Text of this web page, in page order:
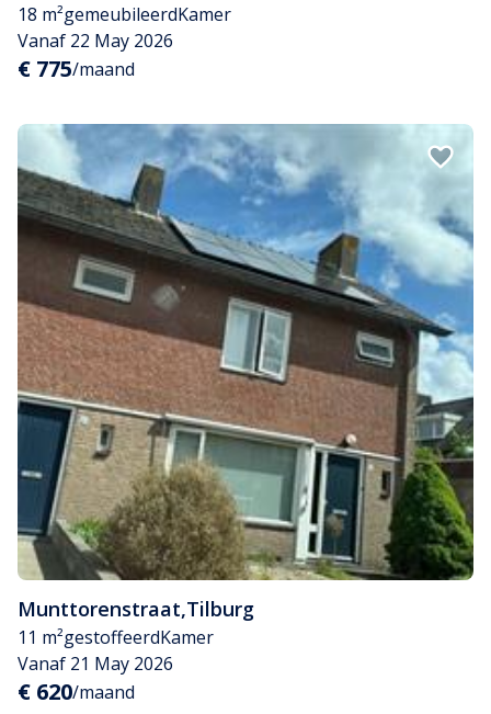
18 m²gemeubileerdKamer
Vanaf 22 May 2026
€ 775/maand
Munttorenstraat,Tilburg
11 m²gestoffeerdKamer
Vanaf 21 May 2026
€ 620/maand